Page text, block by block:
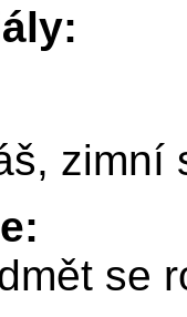
zimní
se